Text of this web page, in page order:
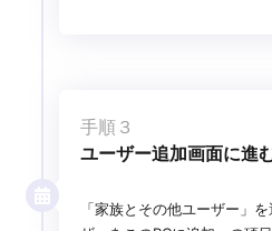
手順３
ユーザー追加画面に進
「家族とその他ユーザー」